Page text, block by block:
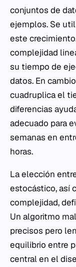
conjuntos de
ejemplos. Se
este
complejidad
su tiempo de
datos. En
cuadruplica el
diferencias
adecuado para
semanas en
horas.
La elección
estocástico, así
complejidad,
Un algoritmo
precisos pero
equilibrio entre
central en el